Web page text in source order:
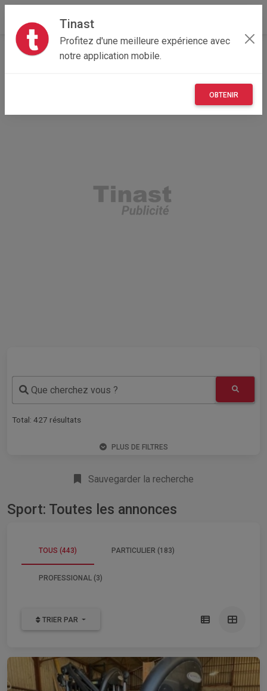
Tinast
Profitez d'une meilleure expérience avec
notre application mobile.
OBTENIR
Accueil Recherche Loisirs Sport
Que cherchez vous ?
Total: 427 résultats
PLUS DE FILTRES
Sauvegarder la recherche
Sport: Toutes les annonces
TOUS (443) PARTICULIER (183)
PROFESSIONAL (3)
TRIER PAR